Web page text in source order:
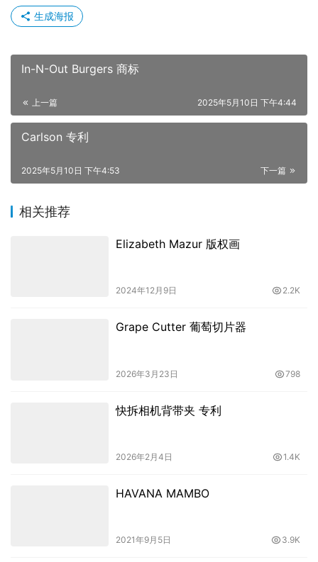
生成海报
In-N-Out Burgers 商标
上一篇 2025年5月10日 下午4:44
Carlson 专利
下一篇
2025年5月10日 下午4:53
相关推荐
Elizabeth Mazur 版权画
2024年12月9日 2.2K
Grape Cutter 葡萄切片器
2026年3月23日 798
快拆相机背带夹 专利
2026年2月4日 1.4K
HAVANA MAMBO
2021年9月5日 3.9K